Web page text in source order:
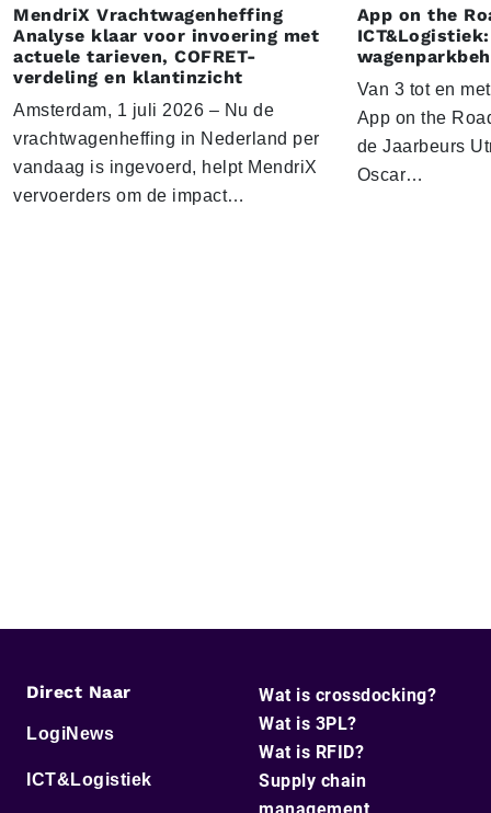
MendriX Vrachtwagenheffing
Analyse klaar voor invoering met
actuele tarieven, COFRET-
verdeling en klantinzicht
Amsterdam, 1 juli 2026 – Nu de
vrachtwagenheffing in Nederland per
vandaag is ingevoerd, helpt MendriX
vervoerders om de impact…
App on the
Van 3 tot en
App on the
de Jaarbeurs
Oscar…
Direct Naar
LogiNews
ICT&Logistiek
Wat is crossdocking?
Wat is 3PL?
Wat is RFID?
Supply chain